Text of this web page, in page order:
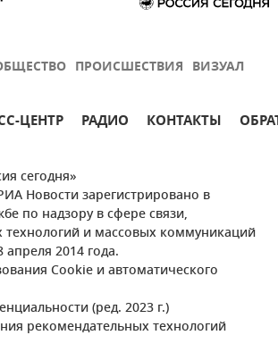
ПРОИСШЕСТВИЯ ВИЗУАЛ
ЦЕНТР РАДИО КОНТАКТЫ
сегодня»
Новости зарегистрировано в
по надзору в сфере связи,
и массовых коммуникаций
2014 года.
Cookie и автоматического
(ред. 2023 г.)
рекомендательных технологий